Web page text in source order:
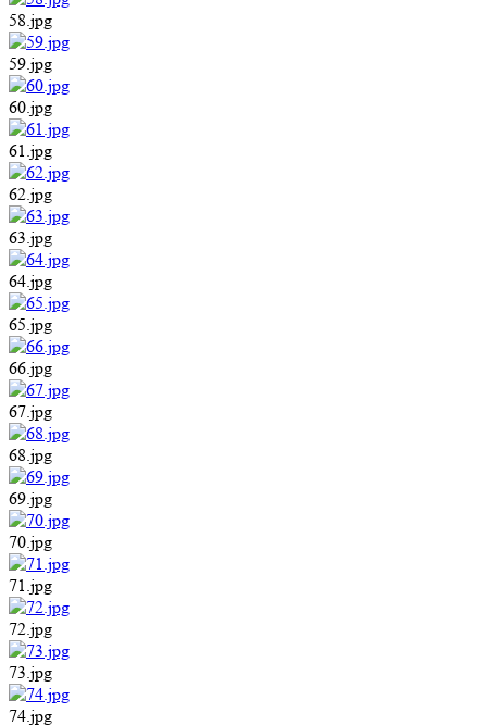
58.jpg
59.jpg
60.jpg
61.jpg
62.jpg
63.jpg
64.jpg
65.jpg
66.jpg
67.jpg
68.jpg
69.jpg
70.jpg
71.jpg
72.jpg
73.jpg
74.jpg